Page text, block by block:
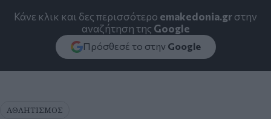
Κάνε κλικ και δες περισσότερο emakedonia.grστην
αναζήτηση της Google
Πρόσθεσέ το στην Google
ΑΘΛΗΤΙΣΜΟΣ